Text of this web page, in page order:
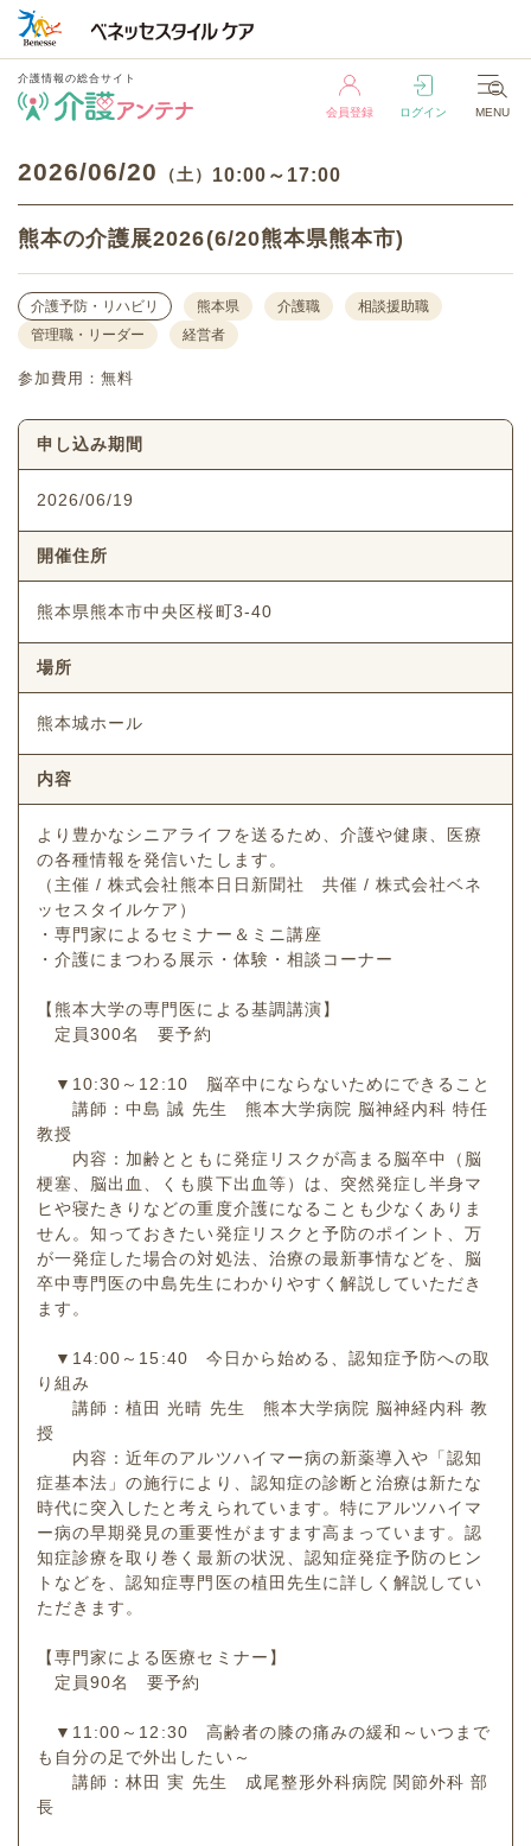
介護情報の総合サイト
会員登録 ログイン MENU
2026 06/20 （土） 10:00～17:00
熊本の介護展2026(6/20熊本県熊本市)
介護予防・リハビリ 熊本県 介護職
相談援助職
管理職・リーダー
経営者
参加費用：無料
申し込み期間
2026/06/19
開催住所
熊本県熊本市中央区桜町3-40
場所
熊本城ホール
内容
より豊かなシニアライフを送るため、介護や健康、医療
の各種情報を発信いたします。
（主催 / 株式会社熊本日日新聞社 共催 / 株式会社ベネ
ッセスタイルケア）
・専門家によるセミナー＆ミニ講座
・介護にまつわる展示・体験・相談コーナー
【熊本大学の専門医による基調講演】
定員300名 要予約
▼10:30～12:10 脳卒中にならないためにできること
講師：中島 誠 先生 熊本大学病院 脳神経内科 特任
教授
内容：加齢とともに発症リスクが高まる脳卒中（脳
梗塞、脳出血、くも膜下出血等）は、突然発症し半身マ
ヒや寝たきりなどの重度介護になることも少なくありま
せん。知っておきたい発症リスクと予防のポイント、万
が一発症した場合の対処法、治療の最新事情などを、脳
卒中専門医の中島先生にわかりやすく解説していただき
ます。
▼14:00～15:40 今日から始める、認知症予防への取
り組み
講師：植田 光晴 先生 熊本大学病院 脳神経内科 教
授
内容：近年のアルツハイマー病の新薬導入や「認知
症基本法」の施行により、認知症の診断と治療は新たな
時代に突入したと考えられています。特にアルツハイマ
ー病の早期発見の重要性がますます高まっています。認
知症診療を取り巻く最新の状況、認知症発症予防のヒン
トなどを、認知症専門医の植田先生に詳しく解説してい
ただきます。
【専門家による医療セミナー】
定員90名 要予約
▼11:00～12:30 高齢者の膝の痛みの緩和～いつまで
も自分の足で外出したい～
講師：林田 実 先生 成尾整形外科病院 関節外科 部
長